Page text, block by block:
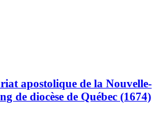
apostolique de la Nouvelle-
de diocèse de Québec (1674)